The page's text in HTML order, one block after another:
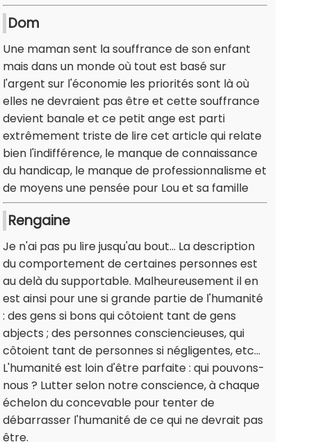
Dom
Une maman sent la souffrance de son enfant
mais dans un monde où tout est basé sur
l'argent sur l'économie les priorités sont là où
elles ne devraient pas être et cette souffrance
devient banale et ce petit ange est parti
extrêmement triste de lire cet article qui relate
bien l'indifférence, le manque de connaissance
du handicap, le manque de professionnalisme et
de moyens une pensée pour Lou et sa famille
Rengaine
Je n'ai pas pu lire jusqu'au bout... La description
du comportement de certaines personnes est
au delà du supportable. Malheureusement il en
est ainsi pour une si grande partie de l'humanité
: des gens si bons qui côtoient tant de gens
abjects ; des personnes consciencieuses, qui
côtoient tant de personnes si négligentes, etc...
L'humanité est loin d'être parfaite : qui pouvons-
nous ? Lutter selon notre conscience, à chaque
échelon du concevable pour tenter de
débarrasser l'humanité de ce qui ne devrait pas
être.